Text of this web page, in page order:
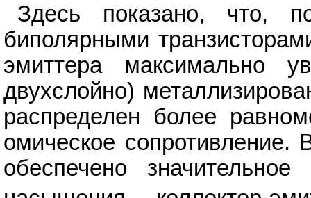
Здесь показано, что,
биполярными
эмиттера максимально
двухслойно)
распределен более
омическое сопротивление.
обеспечено